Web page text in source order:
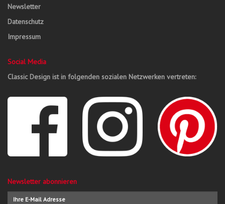
Newsletter
Datenschutz
Impressum
Social Media
Classic Design ist in folgenden sozialen Netzwerken vertreten:
Newsletter abonnieren